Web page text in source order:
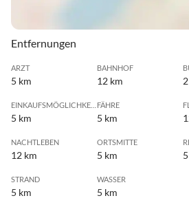
Entfernungen
ARZT
5 km
BAHNHOF
12 km
5 km
FÄHRE
5 km
NACHTLEBEN
12 km
ORTSMITTE
5 km
STRAND
5 km
WASSER
5 km